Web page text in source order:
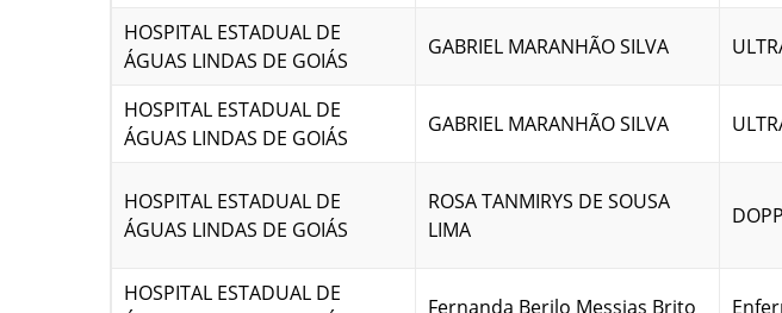
HOSPITAL ESTADUAL DE
ÁGUAS LINDAS DE GOIÁS
GABRIEL MARANHÃO SILVA
HOSPITAL ESTADUAL DE
ÁGUAS LINDAS DE GOIÁS
GABRIEL MARANHÃO SILVA
HOSPITAL ESTADUAL DE
ÁGUAS LINDAS DE GOIÁS
ROSA TANMIRYS DE SOUSA
LIMA
HOSPITAL ESTADUAL DE
Fernanda Berilo Messias Brito